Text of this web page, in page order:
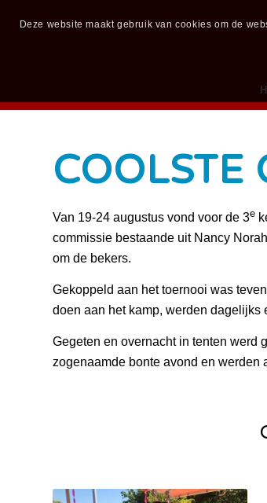
COOLSTE
Van 19-24 augustus vond voor de 3e
commissie bestaande uit Nancy
om de bekers.
Gekoppeld aan het toernooi was
doen aan het kamp, werden dagelijks
Gegeten en overnacht in tenten werd
zogenaamde bonte avond en
Deze website maakt gebruik van cookies om de